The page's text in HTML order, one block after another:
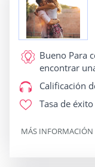
Bueno Para
encontrar
Calificación
Tasa de éxito
MÁS INFORMACIÓN